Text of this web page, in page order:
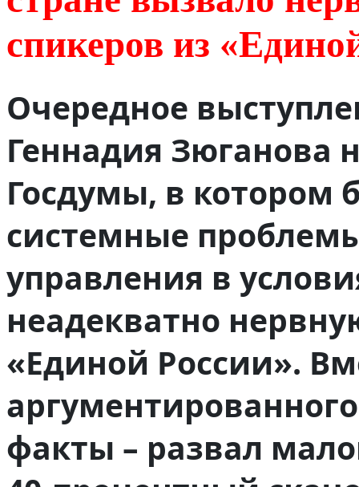
спикеров из
Очередное
Геннадия Зюганова
Госдумы, в котором
системные
управления в
неадекватно
«Единой России».
факты – развал